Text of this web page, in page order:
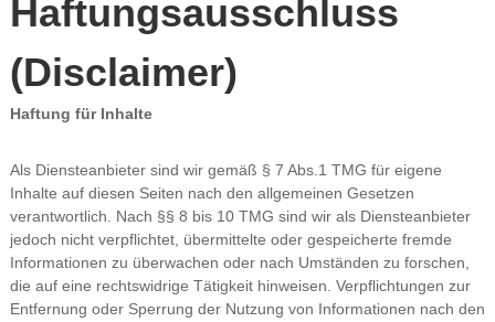
Haftungsausschluss
(Disclaimer)
Haftung für Inhalte
Als Diensteanbieter sind wir gemäß § 7 Abs.1 TMG für eigene
Inhalte auf diesen Seiten nach den allgemeinen Gesetzen
verantwortlich. Nach §§ 8 bis 10 TMG sind wir als Diensteanbieter
jedoch nicht verpflichtet, übermittelte oder gespeicherte fremde
Informationen zu überwachen oder nach Umständen zu forschen,
die auf eine rechtswidrige Tätigkeit hinweisen. Verpflichtungen zur
Entfernung oder Sperrung der Nutzung von Informationen nach den